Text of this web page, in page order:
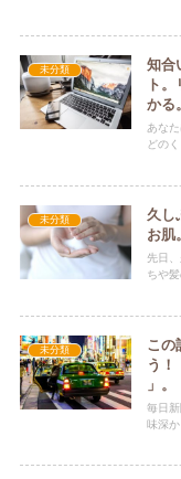
未分類
知合
ト
かる。
あな
どの
未分類
久し
お肌
先日
ちや
未分類
この
う
」。
毎日
味深